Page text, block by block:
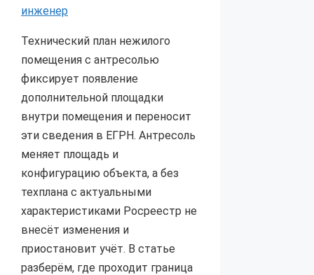
инженер
Технический план нежилого
помещения с антресолью
фиксирует появление
дополнительной площадки
внутри помещения и переносит
эти сведения в ЕГРН. Антресоль
меняет площадь и
конфигурацию объекта, а без
техплана с актуальными
характеристиками Росреестр не
внесёт изменения и
приостановит учёт. В статье
разберём, где проходит граница